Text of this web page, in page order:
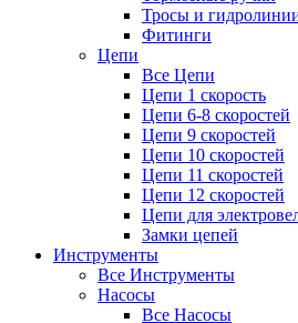
Тросы и
Фитинги
Цепи
Все Цепи
Цепи 1 скорость
Цепи 6-8 скоростей
Цепи 9 скоростей
Цепи 10 скоростей
Цепи 11 скоростей
Цепи 12 скоростей
Цепи для
Замки цепей
Инструменты
Все Инструменты
Насосы
Все Насосы